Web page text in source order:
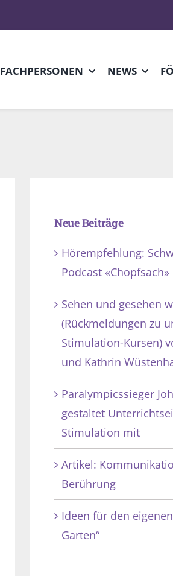
FACHPERSONEN NEWS
Neue Beiträge
Hörempfehlung:
Podcast «Chopfsach»
Sehen und gesehen
(Rückmeldungen zu
Stimulation-Kursen)
und Kathrin
Paralympicssieger
gestaltet
Stimulation mit
Artikel:
Berührung
Ideen für den
Garten“